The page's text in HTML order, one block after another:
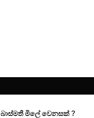
බාස්මතී මිලේ වෙනසක් ?